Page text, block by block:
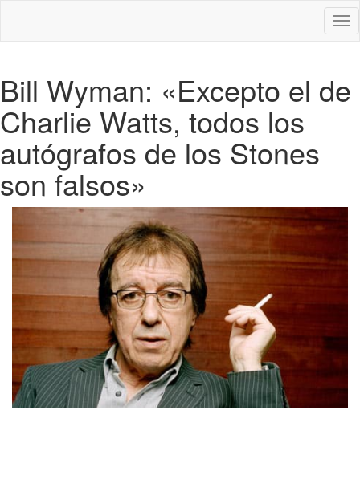
Bill Wyman: «Excepto el de
Charlie Watts, todos los
autógrafos de los Stones
son falsos»